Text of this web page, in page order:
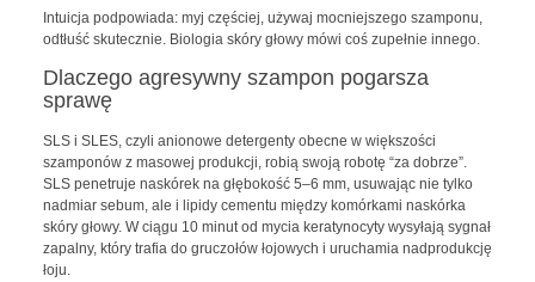
Intuicja podpowiada: myj częściej, używaj mocniejszego szamponu,
odtłuść skutecznie. Biologia skóry głowy mówi coś zupełnie innego.
Dlaczego agresywny szampon pogarsza
sprawę
SLS i SLES, czyli anionowe detergenty obecne w większości
szamponów z masowej produkcji, robią swoją robotę “za dobrze”.
SLS penetruje naskórek na głębokość 5–6 mm, usuwając nie tylko
nadmiar sebum, ale i lipidy cementu między komórkami naskórka
skóry głowy. W ciągu 10 minut od mycia keratynocyty wysyłają sygnał
zapalny, który trafia do gruczołów łojowych i uruchamia nadprodukcję
łoju.